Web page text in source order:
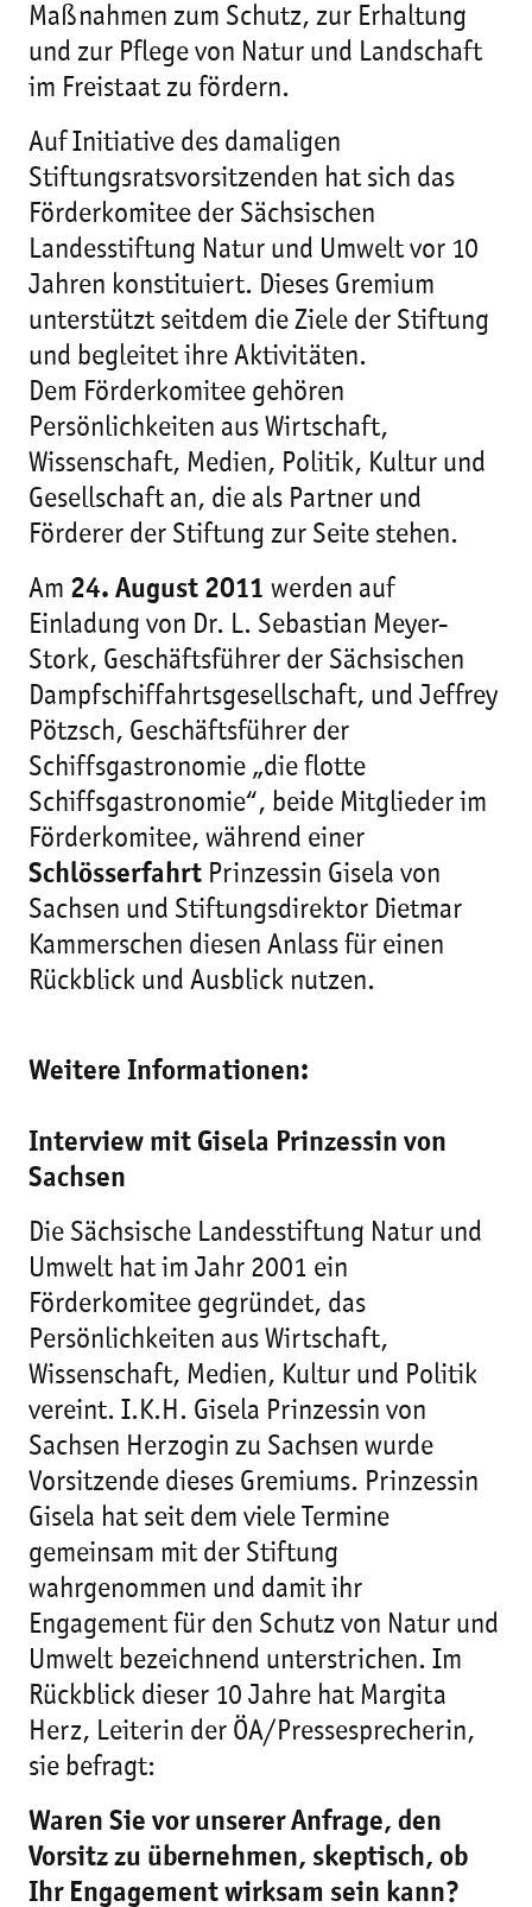
Maßnahmen zum Schutz, zur Erhaltung
und zur Pflege von Natur und Landschaft
im Freistaat zu fördern.
Auf Initiative des damaligen
Stiftungsratsvorsitzenden hat sich das
Förderkomitee der Sächsischen
Landesstiftung Natur und Umwelt vor 10
Jahren konstituiert. Dieses Gremium
unterstützt seitdem die Ziele der Stiftung
und begleitet ihre Aktivitäten.
Dem Förderkomitee gehören
Persönlichkeiten aus Wirtschaft,
Wissenschaft, Medien, Politik, Kultur und
Gesellschaft an, die als Partner und
Förderer der Stiftung zur Seite stehen.
Am 24. August 2011 werden auf
Einladung von Dr. L. Sebastian Meyer-
Stork, Geschäftsführer der Sächsischen
Dampfschiffahrtsgesellschaft, und Jeffrey
Pötzsch, Geschäftsführer der
Schiffsgastronomie „die flotte
Schiffsgastronomie“, beide Mitglieder im
Förderkomitee, während einer
Schlösserfahrt Prinzessin Gisela von
Sachsen und Stiftungsdirektor Dietmar
Kammerschen diesen Anlass für einen
Rückblick und Ausblick nutzen.
Weitere Informationen:
Interview mit Gisela Prinzessin von
Sachsen
Die Sächsische Landesstiftung Natur und
Umwelt hat im Jahr 2001 ein
Förderkomitee gegründet, das
Persönlichkeiten aus Wirtschaft,
Wissenschaft, Medien, Kultur und Politik
vereint. I.K.H. Gisela Prinzessin von
Sachsen Herzogin zu Sachsen wurde
Vorsitzende dieses Gremiums. Prinzessin
Gisela hat seit dem viele Termine
gemeinsam mit der Stiftung
wahrgenommen und damit ihr
Engagement für den Schutz von Natur und
Umwelt bezeichnend unterstrichen. Im
Rückblick dieser 10 Jahre hat Margita
Herz, Leiterin der ÖA/Pressesprecherin,
sie befragt:
Waren Sie vor unserer Anfrage, den
Vorsitz zu übernehmen, skeptisch, ob
Ihr Engagement wirksam sein kann?